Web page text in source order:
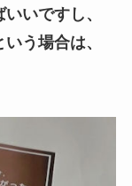
いですし、
う場合は、